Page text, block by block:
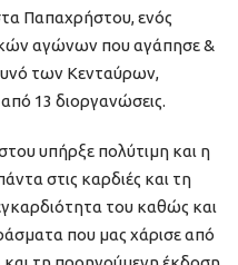
Παπαχρήστου, ενός
αγώνων που αγάπησε &
των Κενταύρων,
13 διοργανώσεις.
υπήρξε πολύτιμη και η
στις καρδιές και τη
του καθώς και
που μας χάρισε από